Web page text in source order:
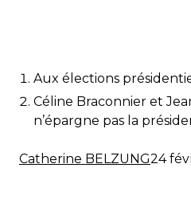
Aux élections
Céline Braconnier et
n’épargne pas la
Catherine BELZUNG24